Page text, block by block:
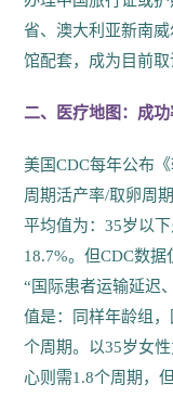
省、澳大利亚新南
馆配套，成为目前取
二、医疗地图：成
美国CDC每年公布
周期活产率/取卵周
平均值为：35岁以
18.7%。但CDC数
“国际患者运输延迟
值是：同样年龄组
个周期。以35岁女
心则需1.8个周期，